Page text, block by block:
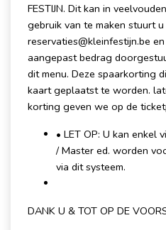
FESTIJN. Dit kan in
gebruik van te maken stuurt
reservaties@kleinfestijn.be
aangepast bedrag
dit menu. Deze spaarkorting
kaart geplaatst te worden.
korting geven we op de
• LET OP: U kan enkel
/ Master ed. worden
via dit systeem.
DANK U & TOT OP DE